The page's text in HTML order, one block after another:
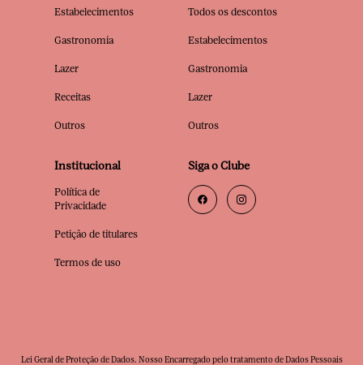
Estabelecimentos
Gastronomia
Lazer
Receitas
Outros
Todos os descontos
Estabelecimentos
Gastronomia
Lazer
Outros
Institucional
Política de
Privacidade
Petição de titulares
Termos de uso
Siga o Clube
Lei Geral de Proteção de Dados. Nosso Encarregado pelo tratamento de Dados Pessoais